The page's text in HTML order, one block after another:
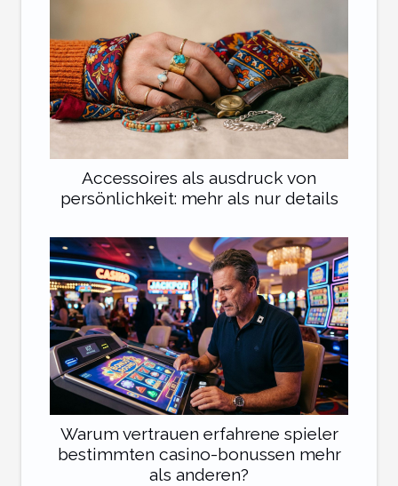
Accessoires als ausdruck von
persönlichkeit: mehr als nur details
Warum vertrauen erfahrene spieler
bestimmten casino-bonussen mehr
als anderen?